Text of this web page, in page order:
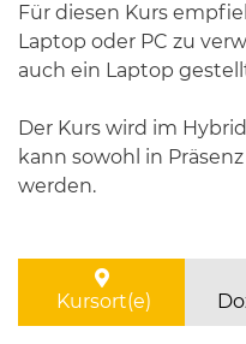
Für diesen Kurs
Laptop oder PC zu
auch ein Laptop
Der Kurs wird im
kann sowohl in
werden.
Kursort(e)